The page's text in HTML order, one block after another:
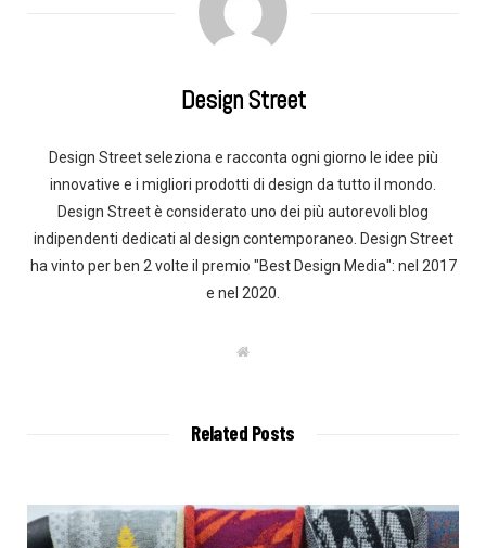
Design Street
Design Street seleziona e racconta ogni giorno le idee più
innovative e i migliori prodotti di design da tutto il mondo.
Design Street è considerato uno dei più autorevoli blog
indipendenti dedicati al design contemporaneo. Design Street
ha vinto per ben 2 volte il premio "Best Design Media": nel 2017
e nel 2020.
W
Related Posts